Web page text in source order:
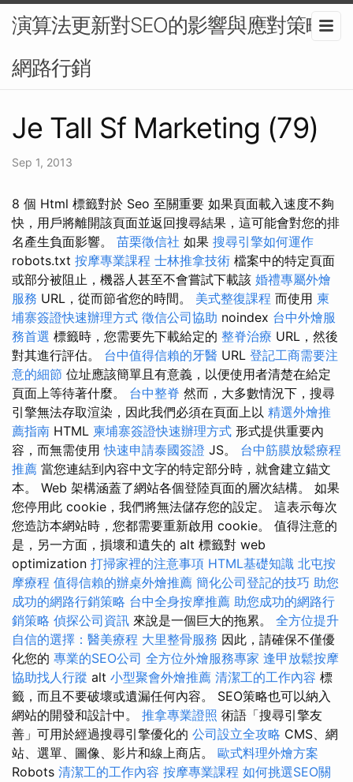
演算法更新對SEO的影響與應對策略-
網路行銷
Je Tall Sf Marketing (79)
Sep 1, 2013
8 個 Html 標籤對於 Seo 至關重要 如果頁面載入速度不夠
快，用戶將離開該頁面並返回搜尋結果，這可能會對您的排
名產生負面影響。 苗栗徵信社 如果 搜尋引擎如何運作
robots.txt 按摩專業課程 士林推拿技術 檔案中的特定頁面
或部分被阻止，機器人甚至不會嘗試下載該 婚禮專屬外燴
服務 URL，從而節省您的時間。 美式整復課程 而使用 柬
埔寨簽證快速辦理方式 徵信公司協助 noindex 台中外燴服
務首選 標籤時，您需要先下載給定的 整脊治療 URL，然後
對其進行評估。 台中值得信賴的牙醫 URL 登記工商需要注
意的細節 位址應該簡單且有意義，以便使用者清楚在給定
頁面上等待著什麼。 台中整脊 然而，大多數情況下，搜尋
引擎無法存取渲染，因此我們必須在頁面上以 精選外燴推
薦指南 HTML 柬埔寨簽證快速辦理方式 形式提供重要內
容，而無需使用快速申請泰國簽證 JS。 台中筋膜放鬆療程
推薦 當您連結到內容中文字的特定部分時，就會建立錨文
本。 Web 架構涵蓋了網站各個登陸頁面的層次結構。 如果
您停用此 cookie，我們將無法儲存您的設定。 這表示每次
您造訪本網站時，您都需要重新啟用 cookie。 值得注意的
是，另一方面，損壞和遺失的 alt 標籤對 web
optimization 打掃家裡的注意事項 HTML基礎知識 北屯按
摩療程 值得信賴的辦桌外燴推薦 簡化公司登記的技巧 助您
成功的網路行銷策略 台中全身按摩推薦 助您成功的網路行
銷策略 偵探公司資訊 來說是一個巨大的拖累。 全方位提升
自信的選擇：醫美療程 大里整骨服務 因此，請確保不僅優
化您的 專業的SEO公司 全方位外燴服務專家 逢甲放鬆按摩
協助找人行蹤 alt 小型聚會外燴推薦 清潔工的工作內容 標
籤，而且不要破壞或遺漏任何內容。 SEO策略也可以納入
網站的開發和設計中。 推拿專業證照 術語「搜尋引擎友
善」可用於經過搜尋引擎優化的 公司設立全攻略 CMS、網
站、選單、圖像、影片和線上商店。 歐式料理外燴方案
Robots 清潔工的工作內容 按摩專業課程 如何挑選SEO關